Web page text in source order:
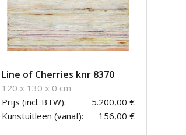
Line of Cherries knr 8370
120 x 130 x 0 cm
Prijs (incl. BTW):
5.200,00 €
Kunstuitleen (vanaf):
156,00 €